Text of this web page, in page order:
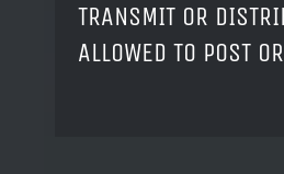
TRANSMIT OR
ALLOWED TO POST